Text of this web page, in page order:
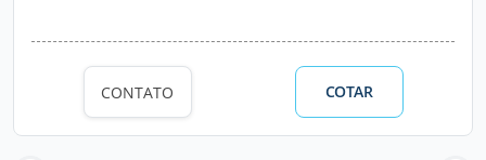
CONTATO COTAR